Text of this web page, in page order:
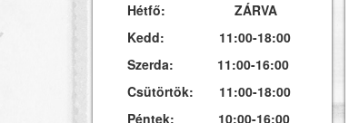
Hétfő: ZÁRVA
Kedd: 11:00-18:00
Szerda: 11:00-16:00
Csütörtök: 11:00-18:00
Péntek: 10:00-16:00